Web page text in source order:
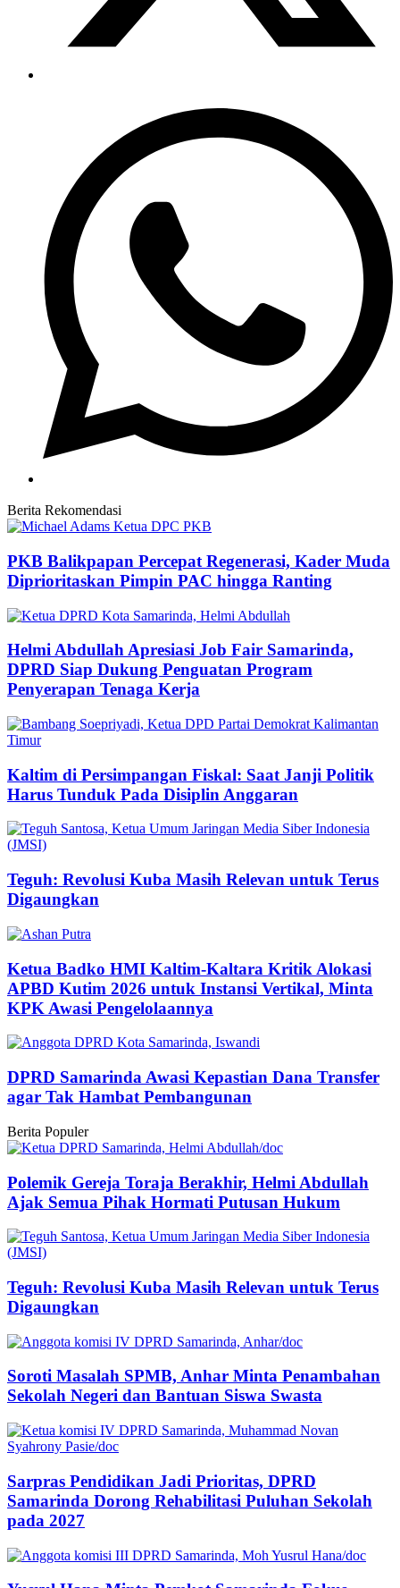
Berita Rekomendasi
PKB Balikpapan Percepat Regenerasi, Kader Muda
Diprioritaskan Pimpin PAC hingga Ranting
Helmi Abdullah Apresiasi Job Fair Samarinda,
DPRD Siap Dukung Penguatan Program
Penyerapan Tenaga Kerja
Kaltim di Persimpangan Fiskal: Saat Janji Politik
Harus Tunduk Pada Disiplin Anggaran
Teguh: Revolusi Kuba Masih Relevan untuk Terus
Digaungkan
Ketua Badko HMI Kaltim-Kaltara Kritik Alokasi
APBD Kutim 2026 untuk Instansi Vertikal, Minta
KPK Awasi Pengelolaannya
DPRD Samarinda Awasi Kepastian Dana Transfer
agar Tak Hambat Pembangunan
Berita Populer
Polemik Gereja Toraja Berakhir, Helmi Abdullah
Ajak Semua Pihak Hormati Putusan Hukum
Teguh: Revolusi Kuba Masih Relevan untuk Terus
Digaungkan
Soroti Masalah SPMB, Anhar Minta Penambahan
Sekolah Negeri dan Bantuan Siswa Swasta
Sarpras Pendidikan Jadi Prioritas, DPRD
Samarinda Dorong Rehabilitasi Puluhan Sekolah
pada 2027